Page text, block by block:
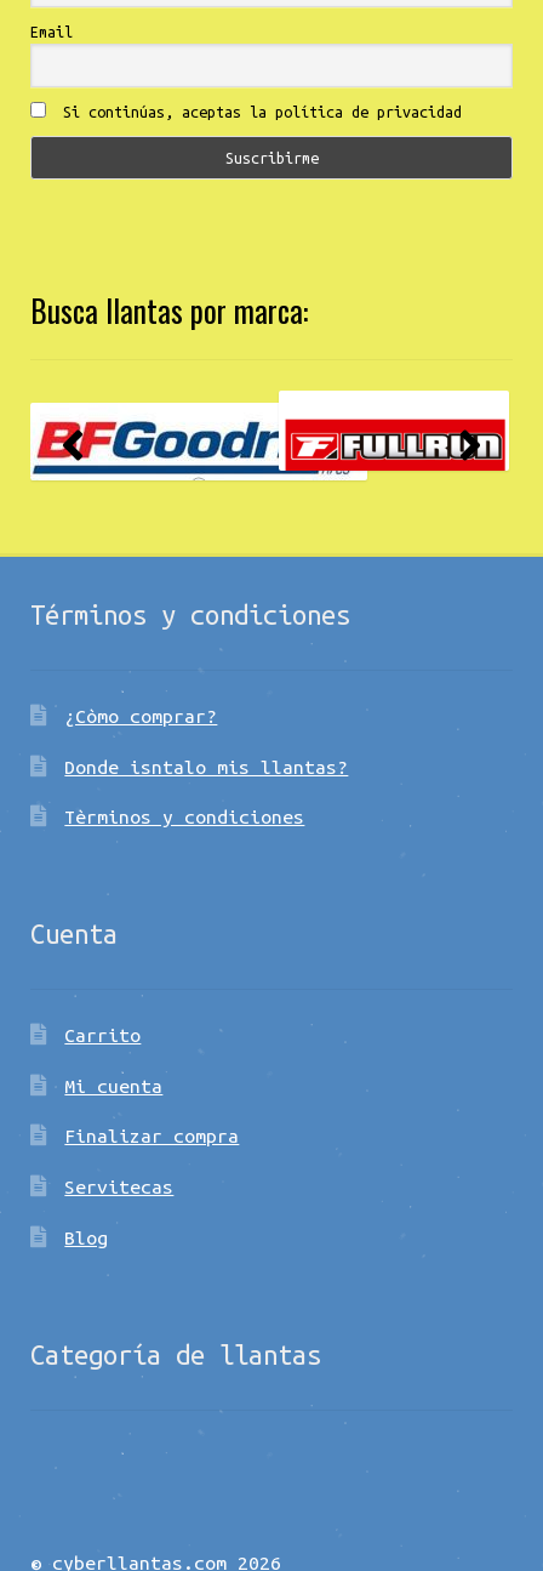
Email
Si continúas, aceptas la política de privacidad
Busca llantas por marca:
Términos y condiciones
¿Còmo comprar?
Donde isntalo mis llantas?
Tèrminos y condiciones
Cuenta
Carrito
Mi cuenta
Finalizar compra
Servitecas
Blog
Categoría de llantas
© cyberllantas.com 2026